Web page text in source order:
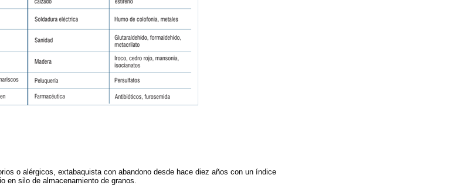
o alérgicos, extabaquista con abandono desde hace diez años con un índice
en silo de almacenamiento de granos.